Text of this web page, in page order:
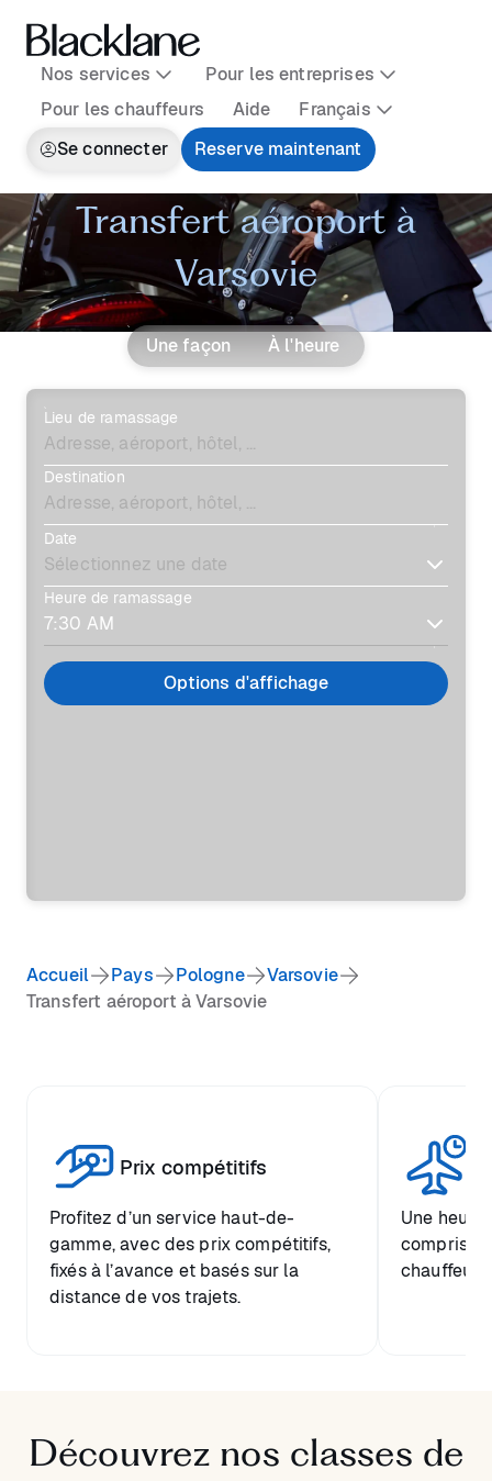
Nos services
Pour les entreprises
Pour les chauffeurs
Aide
Français
Se connecter
Reserve maintenant
Transfert aéroport à
Varsovie
Une façon À l'heure
Lieu de ramassage
Destination
Date
Heure de ramassage
Options d'affichage
Accueil Pays Pologne
Varsovie
Transfert aéroport à Varsovie
Prix compétitifs
Profitez d’un service haut-de-
gamme, avec des prix compétitifs,
fixés à l’avance et basés sur la
distance de vos trajets.
Une heure
comprise
chauffeur.
Découvrez nos classes de